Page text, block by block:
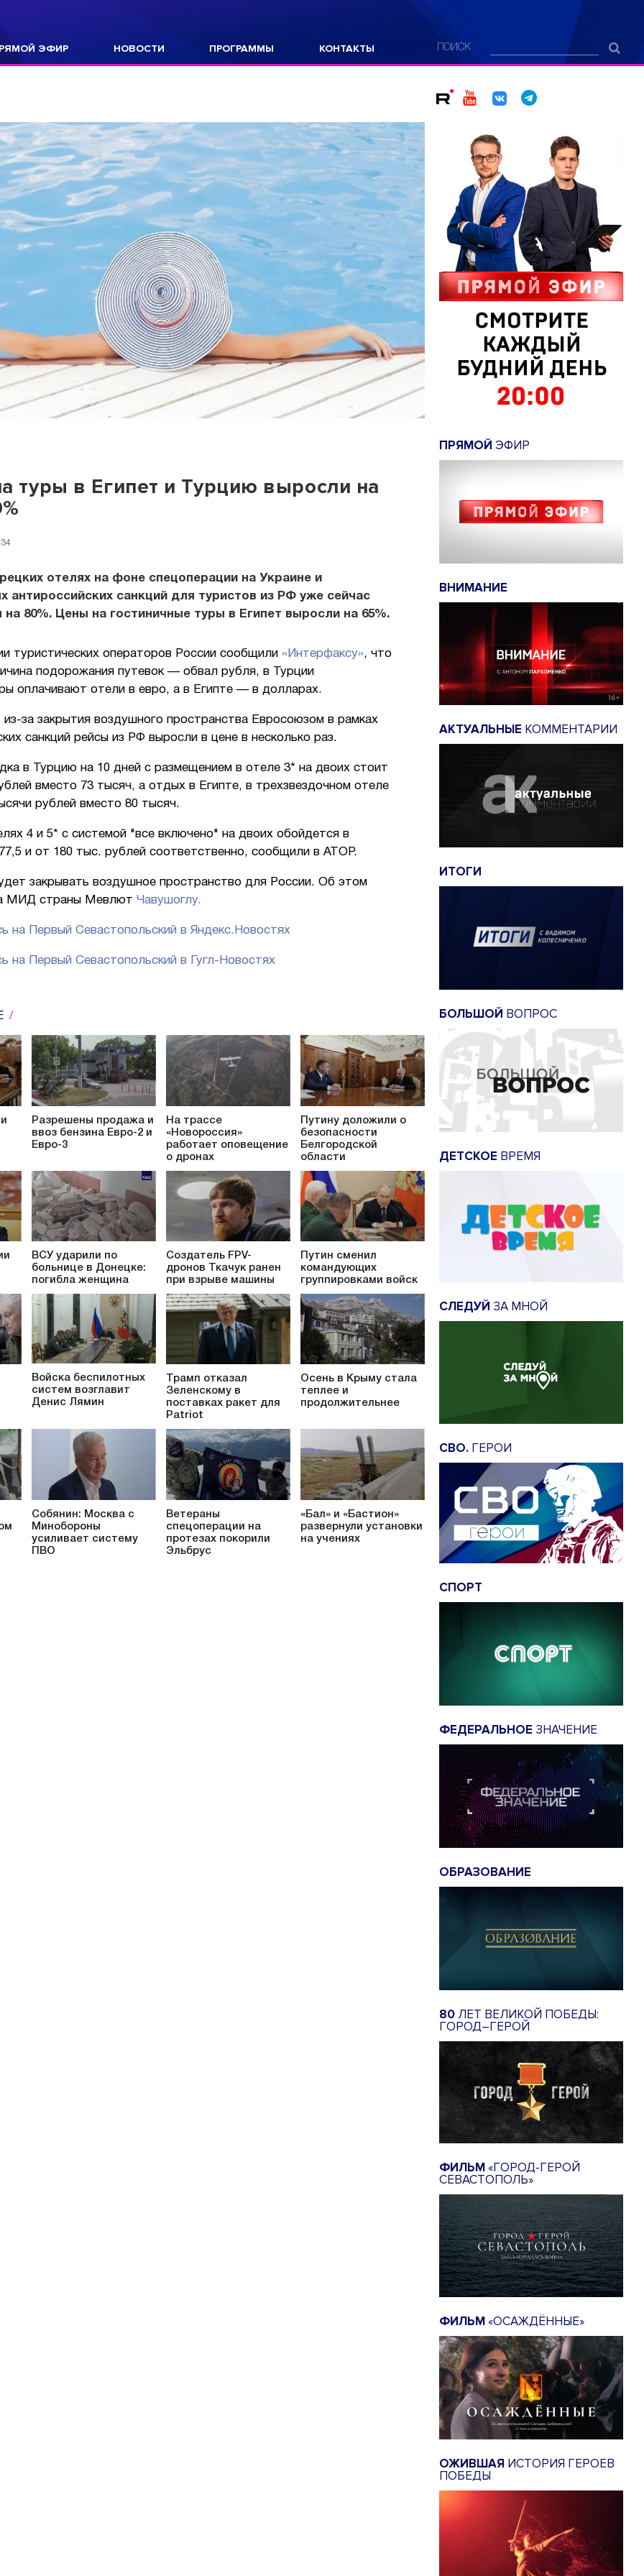
ЭФИР НОВОСТИ ПРОГРАММЫ КОНТАКТЫ ПОИСК
туры в Египет и Турцию выросли на
отелях на фоне спецоперации на Украине и
антироссийских санкций для туристов из РФ уже сейчас
80%. Цены на гостиничные туры в Египет выросли на 65%.
туристических операторов России сообщили «Интерфаксу», что
подорожания путевок — обвал рубля, в Турции
оплачивают отели в евро, а в Египте — в долларах.
из-за закрытия воздушного пространства Евросоюзом в рамках
санкций рейсы из РФ выросли в цене в несколько раз.
в Турцию на 10 дней с размещением в отеле 3* на двоих стоит
вместо 73 тысяч, а отдых в Египте, в трехзвездочном отеле
рублей вместо 80 тысяч.
4 и 5* с системой "все включено" на двоих обойдется в
и от 180 тыс. рублей соответственно, сообщили в АТОР.
закрывать воздушное пространство для России. Об этом
МИД страны Мевлют Чавушоглу.
на Первый Севастопольский в Яндекс.Новостях
на Первый Севастопольский в Гугл-Новостях
Разрешены продажа и
ввоз бензина Евро-2 и
Евро-3
На трассе
«Новороссия»
работает оповещение
о дронах
Путину доложили о
безопасности
Белгородской
области
ВСУ ударили по
больнице в Донецке:
погибла женщина
Создатель FPV-
дронов Ткачук ранен
при взрыве машины
Путин сменил
командующих
группировками войск
Войска беспилотных
систем возглавит
Денис Лямин
Трамп отказал
Зеленскому в
поставках ракет для
Patriot
Осень в Крыму стала
теплее и
продолжительнее
Собянин: Москва с
Минобороны
усиливает систему
ПВО
Ветераны
спецоперации на
протезах покорили
Эльбрус
«Бал» и «Бастион»
развернули установки
на учениях
ПРЯМОЙ ЭФИР
ВНИМАНИЕ
АКТУАЛЬНЫЕ КОММЕНТАРИИ
ИТОГИ
БОЛЬШОЙ ВОПРОС
ДЕТСКОЕ ВРЕМЯ
СЛЕДУЙ ЗА МНОЙ
СВО. ГЕРОИ
СПОРТ
ФЕДЕРАЛЬНОЕ ЗНАЧЕНИЕ
ОБРАЗОВАНИЕ
80 ЛЕТ ВЕЛИКОЙ ПОБЕДЫ:
ГОРОД–ГЕРОЙ
ФИЛЬМ«ГОРОД-ГЕРОЙ
СЕВАСТОПОЛЬ»
ФИЛЬМ«ОСАЖДЁННЫЕ»
ОЖИВШАЯ ИСТОРИЯ ГЕРОЕВ
ПОБЕДЫ